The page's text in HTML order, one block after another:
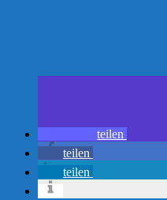
teilen
teilen
teilen